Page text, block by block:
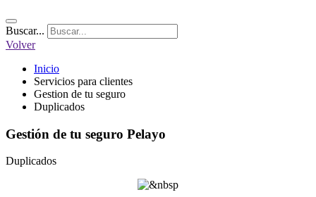
Buscar...
Volver
Inicio
Servicios para clientes
Gestion de tu seguro
Duplicados
Gestión de tu seguro Pelayo
Duplicados